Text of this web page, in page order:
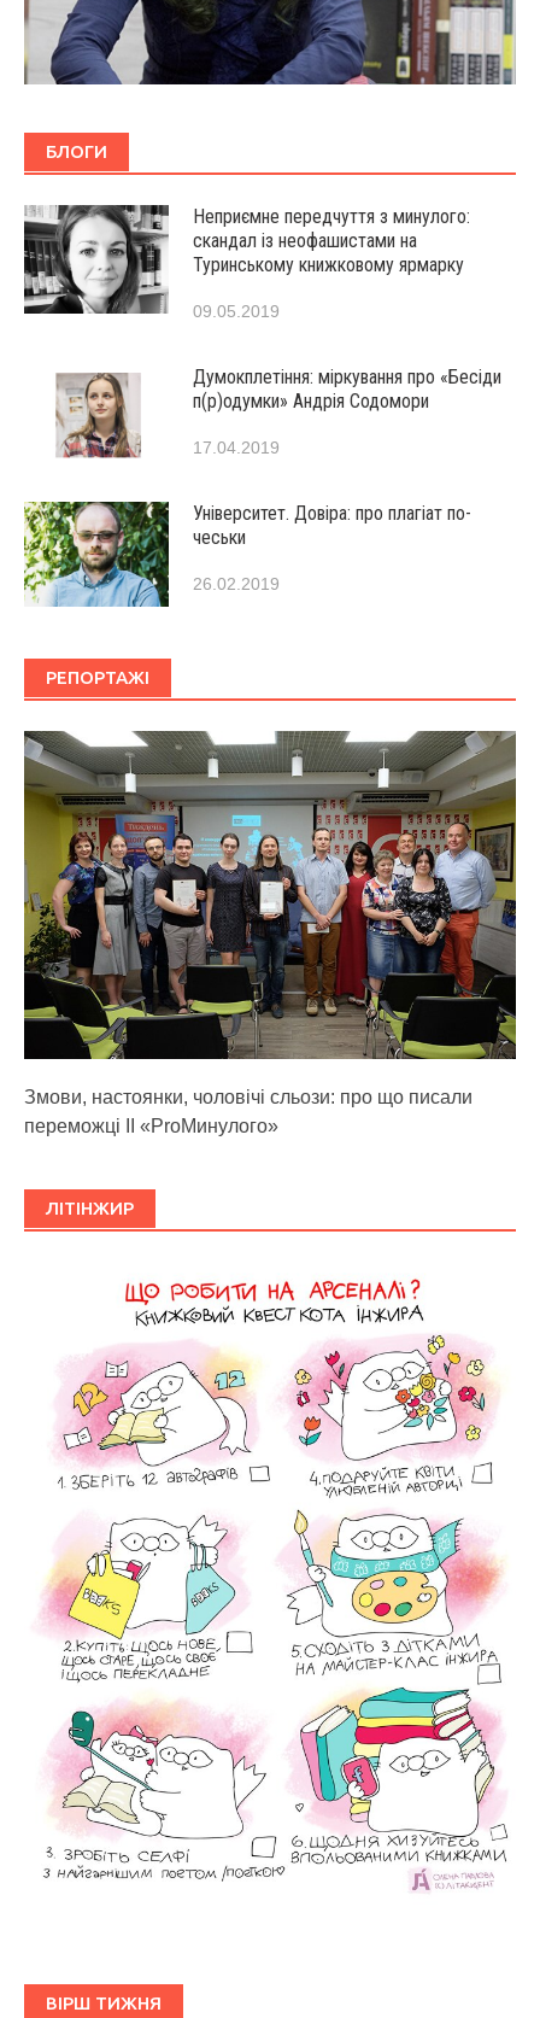
БЛОГИ
Неприємне передчуття з минулого:
скандал із неофашистами на
Туринському книжковому ярмарку
09.05.2019
Думокплетіння: міркування про «Бесіди
п(р)одумки» Андрія Содомори
17.04.2019
Університет. Довіра: про плагіат по-
чеськи
26.02.2019
РЕПОРТАЖІ
Змови, настоянки, чоловічі сльози: про що писали
переможці ІІ «ProМинулого»
ЛІТІНЖИР
ВІРШ ТИЖНЯ